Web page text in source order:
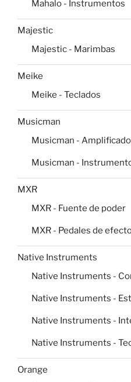
Mahalo - Instrumentos
Majestic
Majestic - Marimbas
Meike
Meike - Teclados
Musicman
Musicman -
Musicman -
MXR
MXR - Fuente de poder
MXR - Pedales de
Native Instruments
Native Instruments -
Native Instruments -
Native Instruments -
Native Instruments -
Orange